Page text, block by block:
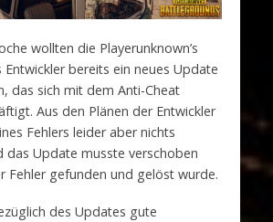
wollten die Playerunknown’s
bereits ein neues Update
das sich mit dem Anti-Cheat
Aus den Plänen der Entwickler
Fehlers leider aber nichts
das Update musste verschoben
Fehler gefunden und gelöst wurde.
des Updates gute